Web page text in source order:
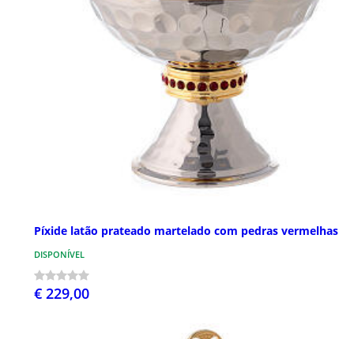
Píxide latão prateado martelado com pedras vermelhas
DISPONÍVEL
€ 229,00